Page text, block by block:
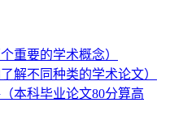
重要的学术概念）
解不同种类的学术论文）
本科毕业论文80分算高